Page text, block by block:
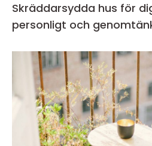
Skräddarsydda hus för
personligt och